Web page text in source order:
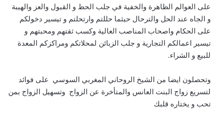
على العوالم الظاهرة والخفية في جلب الحظ و القبول والعز والهيبة
و الجاه عند الحل والترحال حيثما حللتم وارتحلتم و تيسير دخولكم
على الحكام واصحاب المناصب العالية وكسب ثقتهم ومحبتهم و
تيسير اعمالكم التجارية و جلب الزبائن لمحلاتكم ومراكزكم المعدة
للبيع و الشراء.
وتحصلون ايضا من الشيخ الروحاني المغربي السوسي على فوائد
لتسريع زواج البنت العانس والمتأخرة عن الزواج وتسهيل الزواج بمن
تحب و يختاره قلبك